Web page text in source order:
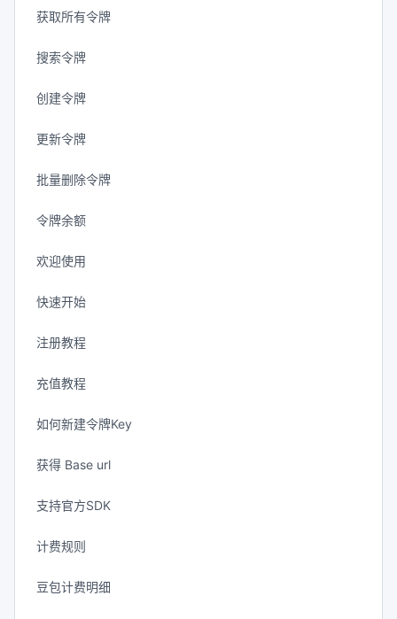
获取所有令牌
搜索令牌
创建令牌
更新令牌
批量删除令牌
令牌余额
欢迎使用
快速开始
注册教程
充值教程
如何新建令牌Key
获得 Base url
支持官方SDK
计费规则
豆包计费明细